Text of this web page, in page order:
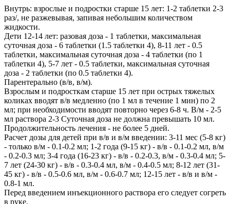
Внутрь: взрослые и подростки старше 15 лет: 1-2 таблетки 2-3
раз/, не разжевывая, запивая небольшим количеством
жидкости.
Дети 12-14 лет: разовая доза - 1 таблетки, максимальная
суточная доза - 6 таблетки (1.5 таблетки 4), 8-11 лет - 0.5
таблетки, максимальная суточная доза - 4 таблетки (по 1
таблетки 4), 5-7 лет - 0.5 таблетки, максимальная суточная
доза - 2 таблетки (по 0.5 таблетки 4).
Парентерально (в/в, в/м).
Взрослым и подросткам старше 15 лет при острых тяжелых
коликах вводят в/в медленно (по 1 мл в течение 1 мин) по 2
мл; при необходимости вводят повторно через 6-8 ч. В/м - 2-5
мл раствора 2-3 Суточная доза не должна превышать 10 мл.
Продолжительность лечения - не более 5 дней.
Расчет дозы для детей при в/в и в/м введении: 3-11 мес (5-8 кг)
- только в/м - 0.1-0.2 мл; 1-2 года (9-15 кг) - в/в - 0.1-0.2 мл, в/м
- 0.2-0.3 мл; 3-4 года (16-23 кг) - в/в - 0.2-0.3, в/м - 0.3-0.4 мл; 5-
7 лет (24-30 кг) - в/в - 0.3-0.4 мл, в/м - 0.4-0.5 мл; 8-12 лет (31-
45 кг) - в/в - 0.5-0.6 мл, в/м - 0.6-0.7 мл; 12-15 лет - в/в и в/м -
0.8-1 мл.
Перед введением инъекционного раствора его следует согреть
в руке.